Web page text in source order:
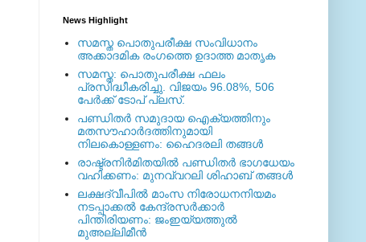
News Highlight
സമസ്ത പൊതുപരീക്ഷ സംവിധാനം
അക്കാദമിക രംഗത്തെ ഉദാത്ത മാതൃക
സമസ്ത: പൊതുപരീക്ഷ ഫലം
പ്രസിദ്ധീകരിച്ചു. വിജയം 96.08%, 506
പേര്‍ക്ക് ടോപ് പ്ലസ്.
പണ്ഡിതര്‍ സമുദായ ഐക്യത്തിനും
മതസൗഹാര്‍ദത്തിനുമായി
നിലകൊള്ളണം: ഹൈദരലി തങ്ങള്‍
രാഷ്ട്രനിര്‍മിതയില്‍ പണ്ഡിതര്‍ ഭാഗധേയം
വഹിക്കണം: മുനവ്വറലി ശിഹാബ് തങ്ങള്‍
ലക്ഷദ്വീപില്‍ മാംസ നിരോധനനിയമം
നടപ്പാക്കല്‍ കേന്ദ്രസര്‍ക്കാര്‍
പിന്തിരിയണം: ജംഇയ്യത്തുല്‍
മുഅല്ലിമീന്‍